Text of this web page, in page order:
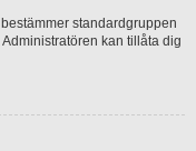
standardgruppen
kan tillåta dig